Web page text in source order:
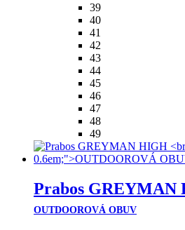
39
40
41
42
43
44
45
46
47
48
49
Prabos GREYMAN
OUTDOOROVÁ OBUV